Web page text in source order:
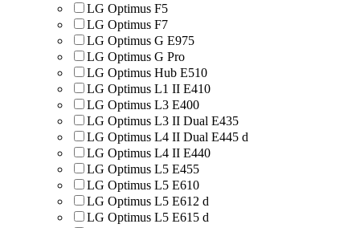
LG Optimus F5
LG Optimus F7
LG Optimus G E975
LG Optimus G Pro
LG Optimus Hub E510
LG Optimus L1 II E410
LG Optimus L3 E400
LG Optimus L3 II Dual E435
LG Optimus L4 II Dual E445 d
LG Optimus L4 II E440
LG Optimus L5 E455
LG Optimus L5 E610
LG Optimus L5 E612 d
LG Optimus L5 E615 d